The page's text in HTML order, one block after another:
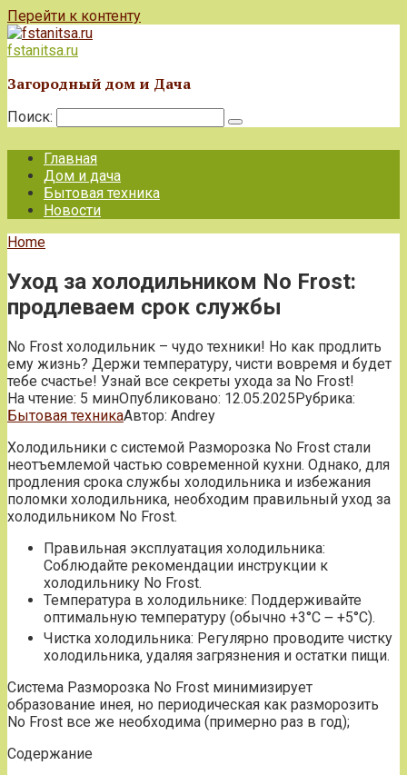
Перейти к контенту
fstanitsa.ru
Загородный дом и Дача
Поиск:
Главная
Дом и дача
Бытовая техника
Новости
Home
Уход за холодильником No Frost:
продлеваем срок службы
No Frost холодильник – чудо техники! Но как продлить
ему жизнь? Держи температуру, чисти вовремя и будет
тебе счастье! Узнай все секреты ухода за No Frost!
На чтение: 5 минОпубликовано: 12.05.2025Рубрика:
Бытовая техникаАвтор: Andrey
Холодильники с системой Разморозка No Frost стали
неотъемлемой частью современной кухни. Однако‚ для
продления срока службы холодильника и избежания
поломки холодильника‚ необходим правильный уход за
холодильником No Frost.
Правильная эксплуатация холодильника:
Соблюдайте рекомендации инструкции к
холодильнику No Frost.
Температура в холодильнике: Поддерживайте
оптимальную температуру (обычно +3°C ౼ +5°C).
Чистка холодильника: Регулярно проводите чистку
холодильника‚ удаляя загрязнения и остатки пищи.
Система Разморозка No Frost минимизирует
образование инея‚ но периодическая как разморозить
No Frost все же необходима (примерно раз в год);
Содержание